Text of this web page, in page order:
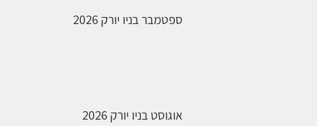
ספטמבר בניו יורק 2026
אוגוסט בניו יורק 2026